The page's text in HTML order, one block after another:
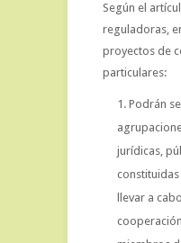
Según el
reguladoras,
proyectos de
particulares:
Podrán
jurídicas,
llevar a